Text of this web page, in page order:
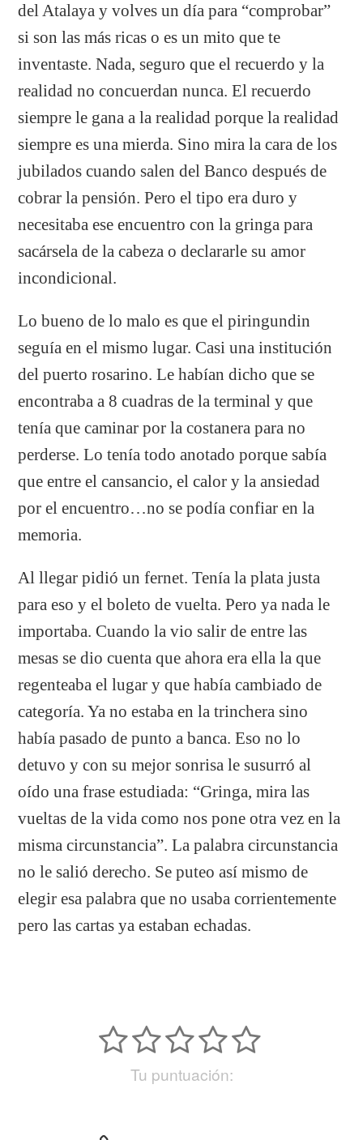
del Atalaya y volves un día para “comprobar”
si son las más ricas o es un mito que te
inventaste. Nada, seguro que el recuerdo y la
realidad no concuerdan nunca. El recuerdo
siempre le gana a la realidad porque la realidad
siempre es una mierda. Sino mira la cara de los
jubilados cuando salen del Banco después de
cobrar la pensión. Pero el tipo era duro y
necesitaba ese encuentro con la gringa para
sacársela de la cabeza o declararle su amor
incondicional.
Lo bueno de lo malo es que el piringundin
seguía en el mismo lugar. Casi una institución
del puerto rosarino. Le habían dicho que se
encontraba a 8 cuadras de la terminal y que
tenía que caminar por la costanera para no
perderse. Lo tenía todo anotado porque sabía
que entre el cansancio, el calor y la ansiedad
por el encuentro…no se podía confiar en la
memoria.
Al llegar pidió un fernet. Tenía la plata justa
para eso y el boleto de vuelta. Pero ya nada le
importaba. Cuando la vio salir de entre las
mesas se dio cuenta que ahora era ella la que
regenteaba el lugar y que había cambiado de
categoría. Ya no estaba en la trinchera sino
había pasado de punto a banca. Eso no lo
detuvo y con su mejor sonrisa le susurró al
oído una frase estudiada: “Gringa, mira las
vueltas de la vida como nos pone otra vez en la
misma circunstancia”. La palabra circunstancia
no le salió derecho. Se puteo así mismo de
elegir esa palabra que no usaba corrientemente
pero las cartas ya estaban echadas.
Tu puntuación: